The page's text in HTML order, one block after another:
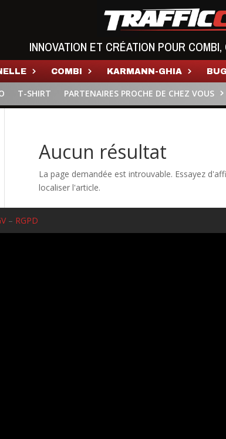
INNOVATION ET CRÉATION POUR
COMBI KARMANN-GHIA
T-SHIRT PARTENAIRES PROCHE DE CHEZ VOUS
Aucun résultat
La page demandée est introuvable. Essayez
localiser l'article.
– RGPD